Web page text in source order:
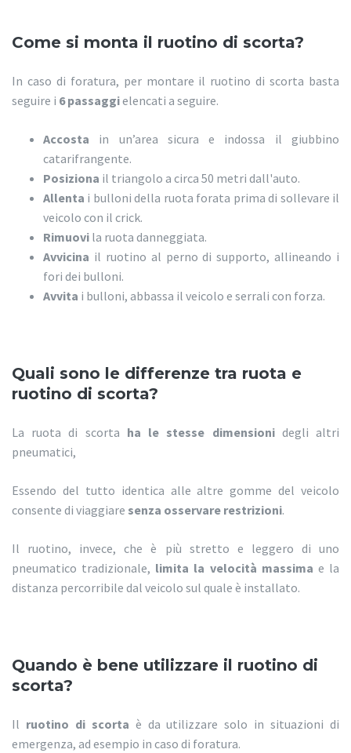
Come si monta il ruotino di scorta?
In caso di foratura, per montare il ruotino di scorta basta
seguire i 6 passaggielencati a seguire.
Accosta in un’area sicura e indossa il giubbino
catarifrangente.
Posiziona il triangolo a circa 50 metri dall'auto.
Allenta i bulloni della ruota forata prima di sollevare il
veicolo con il crick.
Rimuovi la ruota danneggiata.
Avvicina il ruotino al perno di supporto, allineando i
fori dei bulloni.
Avvita i bulloni, abbassa il veicolo e serrali con forza.
Quali sono le differenze tra ruota e
ruotino di scorta?
La ruota di scorta ha le stesse dimensionidegli altri
pneumatici,
Essendo del tutto identica alle altre gomme del veicolo
consente di viaggiare senza osservare restrizioni.
Il ruotino, invece, che è più stretto e leggero di uno
pneumatico tradizionale, limita la velocità massima e la
distanza percorribile dal veicolo sul quale è installato.
Quando è bene utilizzare il ruotino di
scorta?
Il ruotino di scorta è da utilizzare solo in situazioni di
emergenza, ad esempio in caso di foratura.